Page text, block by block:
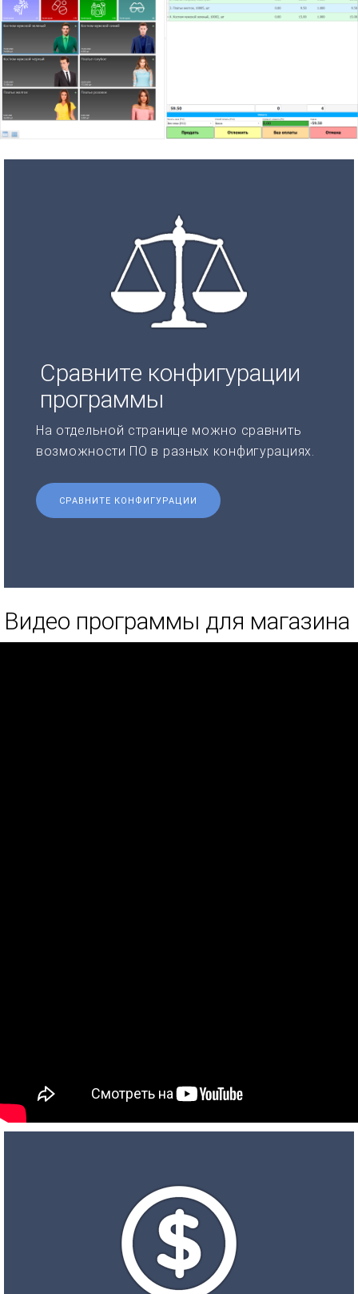
Сравните конфигурации
программы
На отдельной странице можно сравнить
возможности ПО в разных конфигурациях.
СРАВНИТЕ КОНФИГУРАЦИИ
Видео программы для магазина